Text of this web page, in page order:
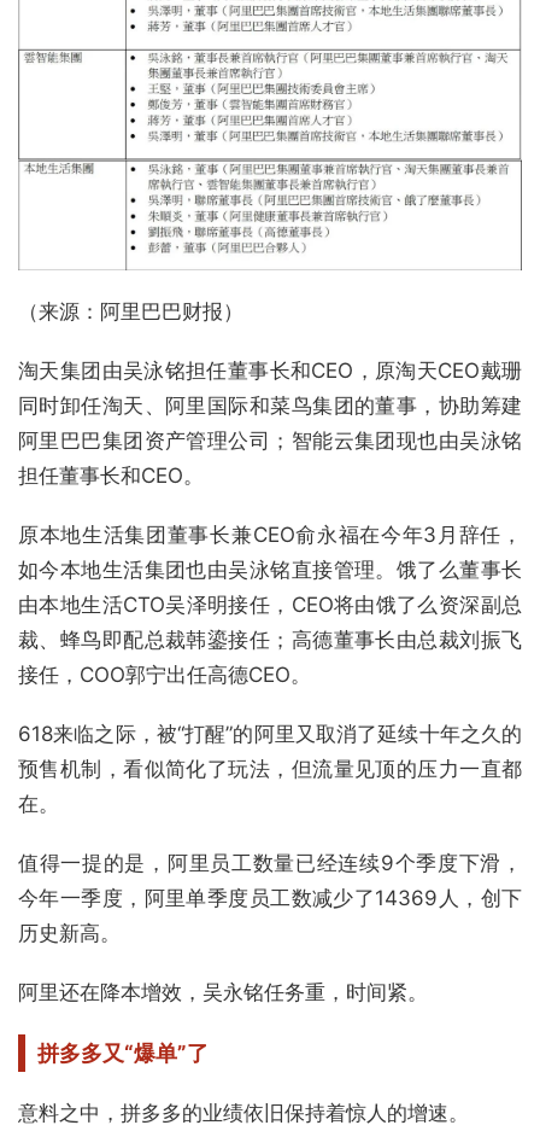
（来源：阿里巴巴财报）
淘天集团由吴泳铭担任董事长和CEO，原淘天CEO戴珊
同时卸任淘天、阿里国际和菜鸟集团的董事，协助筹建
阿里巴巴集团资产管理公司；智能云集团现也由吴泳铭
担任董事长和CEO。
原本地生活集团董事长兼CEO俞永福在今年3月辞任，
如今本地生活集团也由吴泳铭直接管理。饿了么董事长
由本地生活CTO吴泽明接任，CEO将由饿了么资深副总
裁、蜂鸟即配总裁韩鎏接任；高德董事长由总裁刘振飞
接任，COO郭宁出任高德CEO。
618来临之际，被“打醒”的阿里又取消了延续十年之久的
预售机制，看似简化了玩法，但流量见顶的压力一直都
在。
值得一提的是，阿里员工数量已经连续9个季度下滑，
今年一季度，阿里单季度员工数减少了14369人，创下
历史新高。
阿里还在降本增效，吴永铭任务重，时间紧。
拼多多又“爆单”了
意料之中，拼多多的业绩依旧保持着惊人的增速。